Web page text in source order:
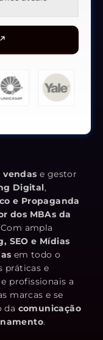
e gestor
Digital,
e Propaganda
dos MBAs da
ampla
SEO e Mídias
em todo o
práticas e
profissionais a
marcas e se
da comunicação
.